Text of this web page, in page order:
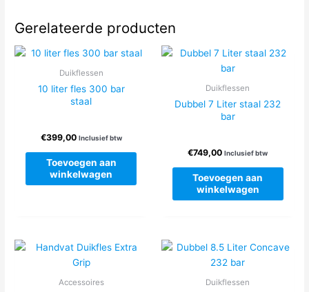
Gerelateerde producten
Duikflessen
10 liter fles 300 bar
staal
€399,00 Inclusief btw
Toevoegen aan
winkelwagen
Duikflessen
Dubbel 7 Liter staal 232
bar
€749,00 Inclusief btw
Toevoegen aan
winkelwagen
Accessoires Duikflessen